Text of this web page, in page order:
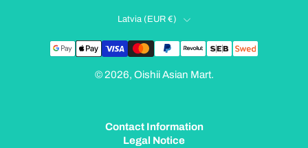
Latvia ‎(EUR €)‎
© 2026, Oishii Asian Mart.
Contact Information
Legal Notice